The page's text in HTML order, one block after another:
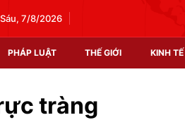
7/8/2026
PHÁP LUẬT THẾ GIỚI KINH TẾ
tràng